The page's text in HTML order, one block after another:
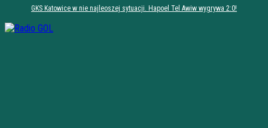
GKS Katowice w nie najleoszej sytuacji. Hapoel Tel Awiw wygrywa 2:0!